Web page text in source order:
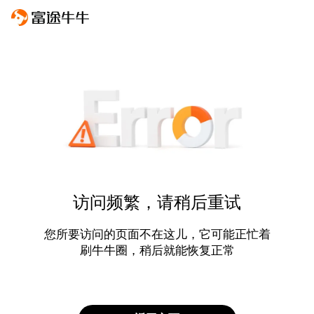
访问频繁，请稍后重试
您所要访问的页面不在这儿，它可能正忙着
刷牛牛圈，稍后就能恢复正常